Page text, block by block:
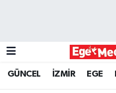
GÜNCEL İZMİR EGE
GÜNCEL